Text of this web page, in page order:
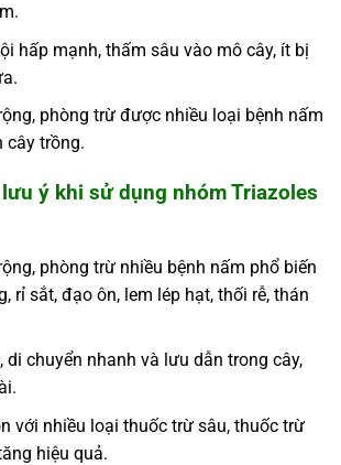
hấp mạnh, thấm sâu vào mô cây, ít bị
phòng trừ được nhiều loại bệnh nấm
cây trồng.
ý khi sử dụng nhóm Triazoles
phòng trừ nhiều bệnh nấm phổ biến
rỉ sắt, đạo ôn, lem lép hạt, thối rễ, thán
di chuyển nhanh và lưu dẫn trong cây,
với nhiều loại thuốc trừ sâu, thuốc trừ
hiệu quả.